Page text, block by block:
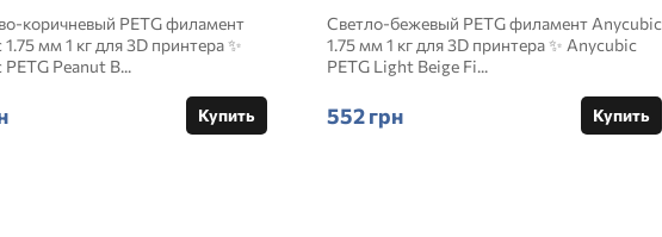
коричневый PETG филамент
мм 1 кг для 3D принтера ✨
Peanut B...
Купить
Светло-бежевый PETG филамент Anycubic
1.75 мм 1 кг для 3D принтера ✨ Anycubic
PETG Light Beige Fi...
552 грн Купить